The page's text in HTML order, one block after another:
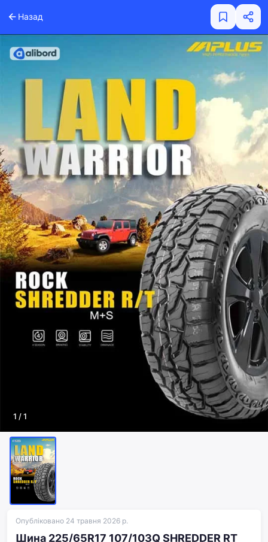
Назад
1 /1
Опубліковано 24 травня 2026 р.
Шина 225/65R17 107/103Q SHREDDER RT